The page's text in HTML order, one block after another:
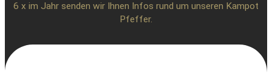
6 x im Jahr senden wir Ihnen Infos rund um unseren Kampot
Pfeffer.